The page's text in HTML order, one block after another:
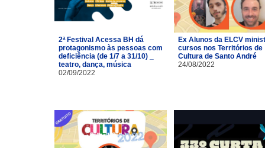
2ª Festival Acessa BH dá
protagonismo às pessoas com
deficiência (de 1/7 a 31/10) _
teatro, dança, música
02/09/2022
Ex Alunos da ELCV
cursos nos Territórios de
Cultura de Santo André
24/08/2022